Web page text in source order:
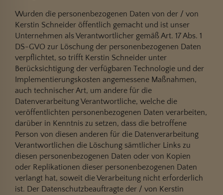
Wurden die personenbezogenen Daten von der / von
Kerstin Schneider öffentlich gemacht und ist unser
Unternehmen als Verantwortlicher gemäß Art. 17 Abs. 1
DS-GVO zur Löschung der personenbezogenen Daten
verpflichtet, so trifft Kerstin Schneider unter
Berücksichtigung der verfügbaren Technologie und der
Implementierungskosten angemessene Maßnahmen,
auch technischer Art, um andere für die
Datenverarbeitung Verantwortliche, welche die
veröffentlichten personenbezogenen Daten verarbeiten,
darüber in Kenntnis zu setzen, dass die betroffene
Person von diesen anderen für die Datenverarbeitung
Verantwortlichen die Löschung sämtlicher Links zu
diesen personenbezogenen Daten oder von Kopien
oder Replikationen dieser personenbezogenen Daten
verlangt hat, soweit die Verarbeitung nicht erforderlich
ist. Der Datenschutzbeauftragte der / von Kerstin